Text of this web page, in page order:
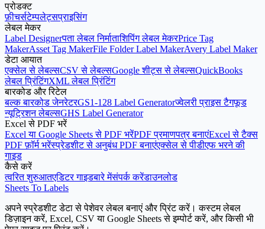
हमें ईमेल भेजें
प्रोडक्ट
फ़ीचर्सटेम्पलेट्सप्राइसिंग
लेबल मेकर
Label Designerपता लेबल निर्माताशिपिंग लेबल मेकरPrice Tag
MakerAsset Tag MakerFile Folder Label MakerAvery Label Maker
डेटा आयात
एक्सेल से लेबल्सCSV से लेबल्सGoogle शीट्स से लेबल्सQuickBooks
लेबल प्रिंटिंगXML लेबल प्रिंटिंग
बारकोड और रिटेल
बल्क बारकोड जेनरेटरGS1-128 Label Generatorज्वेलरी प्राइस टैगफूड
न्यूट्रिशन लेबल्सGHS Label Generator
Excel से PDF भरें
Excel या Google Sheets से PDF भरेंPDF प्रमाणपत्र बनाएंExcel से टैक्स
PDF फ़ॉर्म भरेंस्प्रेडशीट से अनुबंध PDF बनाएंएक्सेल से पीडीएफ भरने की
गाइड
कैसे करें
त्वरित शुरुआतएडिटर गाइडबारे मेंसंपर्क करेंडाउनलोड
Sheets To Labels
अपने स्प्रेडशीट डेटा से पेशेवर लेबल बनाएं और प्रिंट करें। कस्टम लेबल
डिज़ाइन करें, Excel, CSV या Google Sheets से इम्पोर्ट करें, और किसी भी